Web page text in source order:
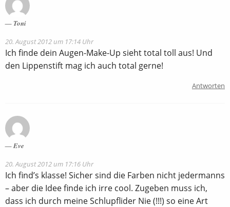
Toni
20. August 2012 um 17:14 Uhr
Ich finde dein Augen-Make-Up sieht total toll aus! Und
den Lippenstift mag ich auch total gerne!
Antworten
Eve
20. August 2012 um 17:16 Uhr
Ich find’s klasse! Sicher sind die Farben nicht jedermanns
– aber die Idee finde ich irre cool. Zugeben muss ich,
dass ich durch meine Schlupflider Nie (!!!) so eine Art